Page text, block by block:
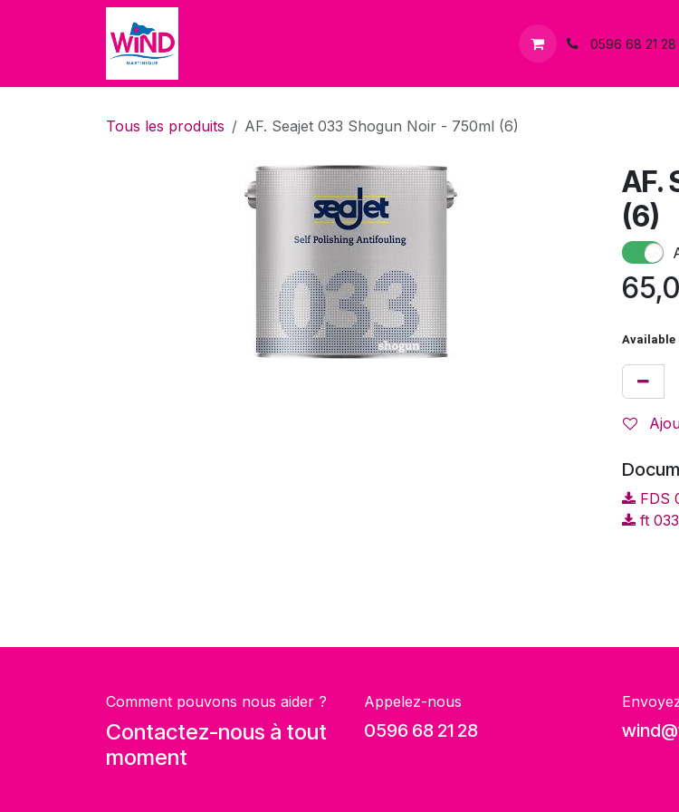
Se rendre au contenu
Contactez-nous 0596 68 21 28
Tous les produits AF. Seajet 033 Shogun Noir - 750ml (6)
AF.
(6)
Available
FDS
ft
Comment pouvons nous aider ?
Contactez-nous à tout
moment
Appelez-nous
0596 68 21 28